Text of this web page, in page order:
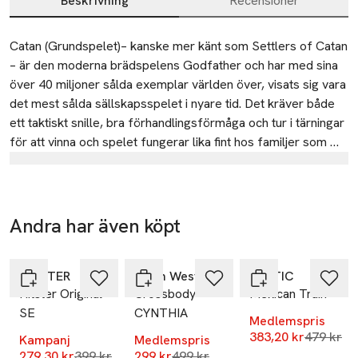
Beskrivning
Catan (Grundspelet)– kanske mer känt som Settlers of Catan
– är den moderna brädspelens Godfather och har med sina
över 40 miljoner sålda exemplar världen över, visats sig vara
det mest sålda sällskapsspelet i nyare tid. Det kräver både
ett taktiskt snille, bra förhandlingsförmåga och tur i tärningar
för att vinna och spelet fungerar lika fint hos familjer som
nyupptäckta och obebodda ön Catan. Ni ska bygga hus och
vägar, skapa byar och städer och handla med råvaror. Men ni
alla på ön. Vem får övertaget och makten över ön?
Detta är ett grundspel. Detta spel behöver du ha hemma om
du är sugen på att spela någon av spelets många
expansioner t.ex. Sjöfarare eller Handelsmän och Barbarer.
Urho Kekkosen katu 1 00100 Helsinki
Finland
E-post
info@lautapelit.fi
Mobilnummer
SKU: 91308285
Andra har även köpt
HITSTER
Hitster Original
SE
Kampanj
-40%
Carin Wester
Crossbody
CYNTHIA
Medlemspris
TACTIC
Mexican Train
Medlemspris
383,20 krLägsta
479 kr